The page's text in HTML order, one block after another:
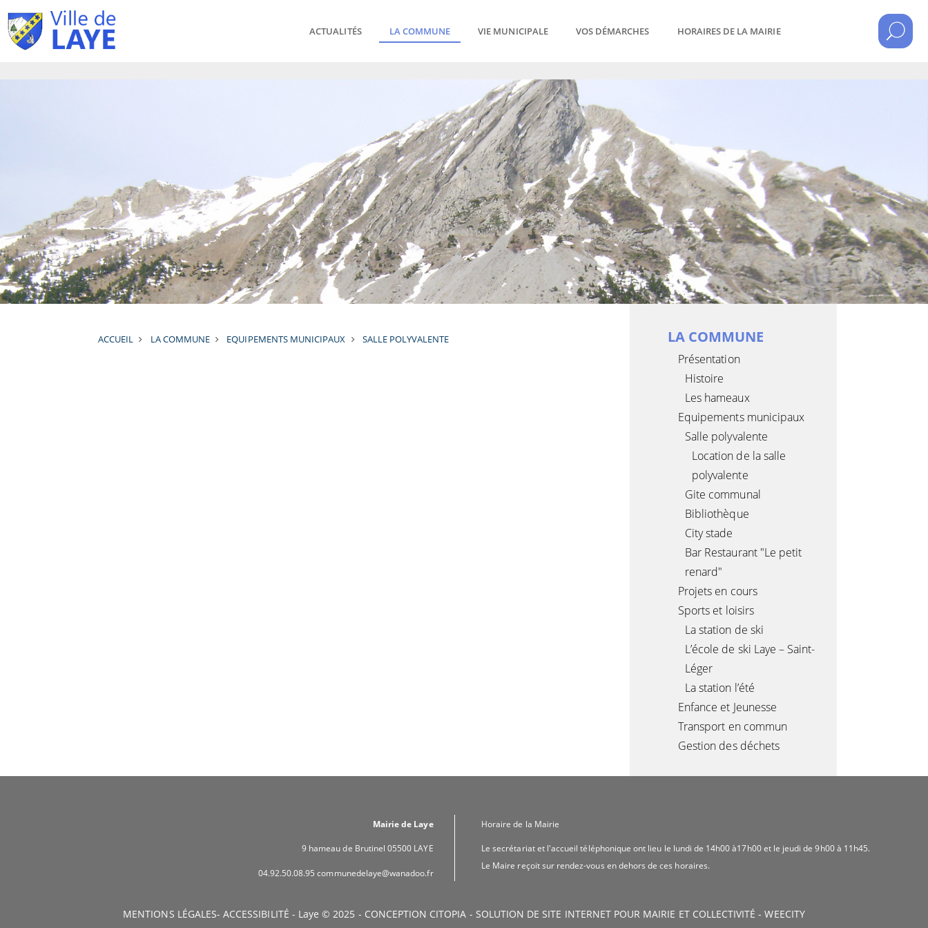
ACTUALITÉS LA COMMUNE VIE MUNICIPALE VOS DÉMARCHES HORAIRES DE LA MAIRIE
ACCUEIL LA COMMUNE EQUIPEMENTS MUNICIPAUX SALLE POLYVALENTE LA COMMUNE
Présentation
Histoire
Les hameaux
Equipements municipaux
Salle polyvalente
Location de la salle
polyvalente
Gite communal
Bibliothèque
City stade
Bar Restaurant "Le petit
renard"
Projets en cours
Sports et loisirs
La station de ski
L’école de ski Laye – Saint-
Léger
La station l’été
Enfance et Jeunesse
Transport en commun
Gestion des déchets
Mairie de Laye
9 hameau de Brutinel 05500 LAYE
04.92.50.08.95 communedelaye@wanadoo.fr
Horaire de la Mairie
Le secrétariat et l'accueil téléphonique ont lieu le lundi de 14h00 à17h00 et le jeudi de 9h00 à 11h45.
Le Maire reçoit sur rendez-vous en dehors de ces horaires.
MENTIONS LÉGALES-ACCESSIBILITÉ - Laye © 2025 - CONCEPTION CITOPIA - SOLUTION DE SITE INTERNET POUR MAIRIE ET COLLECTIVITÉ - WEECITY